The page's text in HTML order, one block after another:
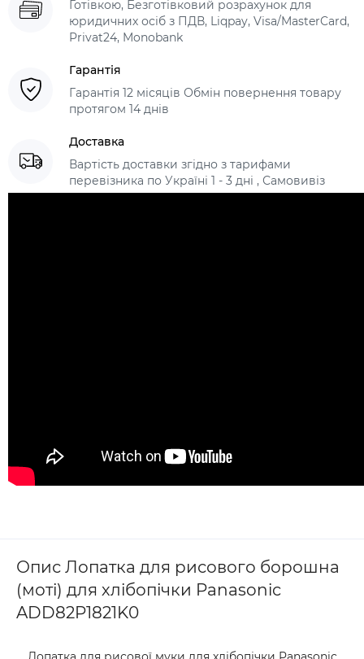
Готівкою, Безготівковий розрахунок для
юридичних осіб з ПДВ, Liqpay, Visa/MasterCard,
Privat24, Monobank
Гарантія
Гарантія 12 місяців Обмін повернення товару
протягом 14 днів
Доставка
Вартість доставки згідно з тарифами
перевізника по Україні 1 - 3 дні , Самовивіз
Опис Лопатка для рисового борошна
(моті) для хлібопічки Panasonic
ADD82P1821K0